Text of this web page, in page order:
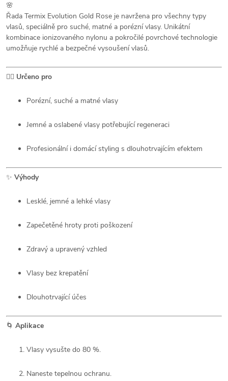
🌸
Řada Termix Evolution Gold Rose je navržena pro všechny typy
vlasů, speciálně pro suché, matné a porézní vlasy. Unikátní
kombinace ionizovaného nylonu a pokročilé povrchové technologie
umožňuje rychlé a bezpečné vysoušení vlasů.
💆‍♀️ Určeno pro
Porézní, suché a matné vlasy
Jemné a oslabené vlasy potřebující regeneraci
Profesionální i domácí styling s dlouhotrvajícím efektem
✨ Výhody
Lesklé, jemné a lehké vlasy
Zapečetěné hroty proti poškození
Zdravý a upravený vzhled
Vlasy bez krepatění
Dlouhotrvající účes
🌀 Aplikace
Vlasy vysušte do 80 %.
Naneste tepelnou ochranu.